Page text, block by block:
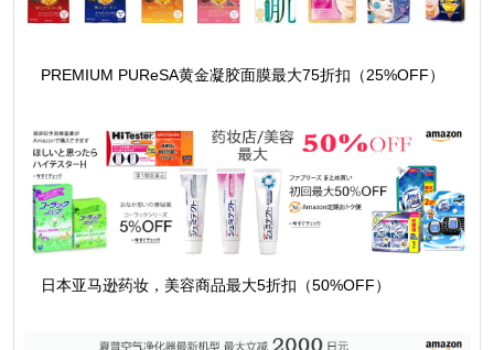
PREMIUM PUReSA黄金凝胶面膜最大75折扣（25%OFF）
日本亚马逊药妆，美容商品最大5折扣（50%OFF）